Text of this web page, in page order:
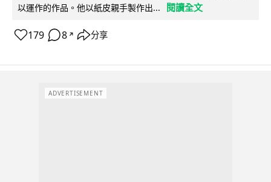
以運作的作品。他以紙皮親手製作出...
閱讀全文
179 8 ↗ 分享
ADVERTISEMENT